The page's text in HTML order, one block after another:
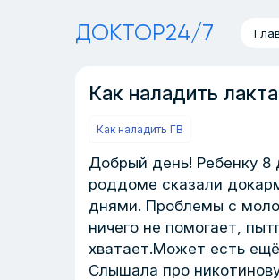
ДОКТОР24/7
Как наладить
Как наладить ГВ
Добрый день! Ребенку
роддоме сказали
днями. Проблемы с
ничего не помогает,
хватает.Может есть
Слышала про